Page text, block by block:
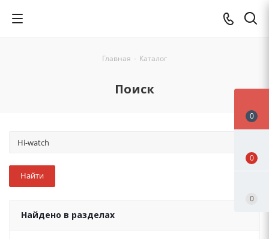
Главная - Каталог
Поиск
Найдено в разделах
0
0
0